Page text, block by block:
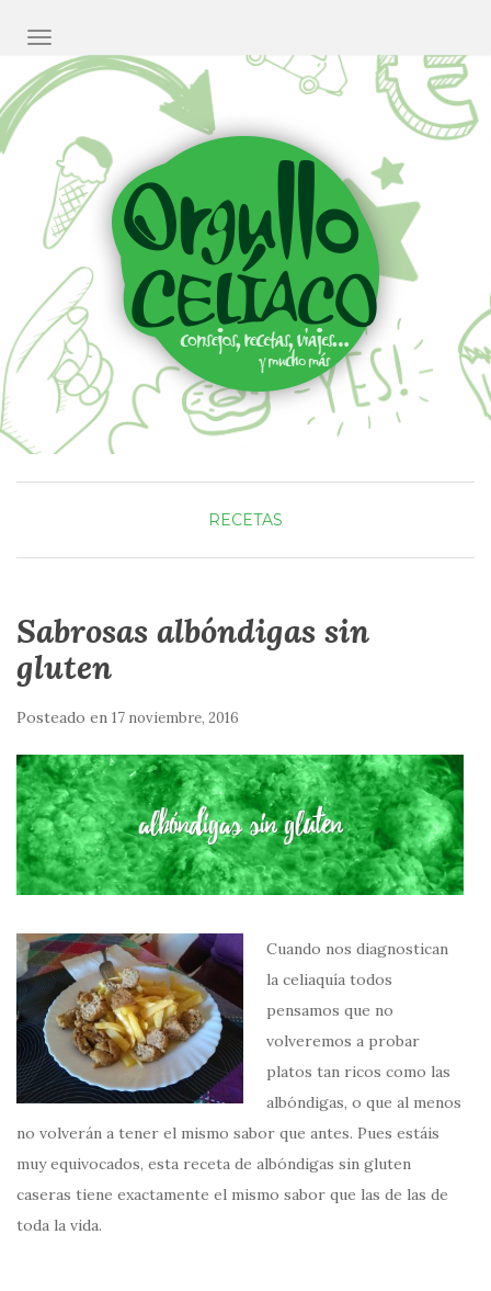
CAMBIAR NAVEGACIÓN
RECETAS
Sabrosas albóndigas sin
gluten
Posteado en 17 noviembre, 2016
Cuando nos diagnostican
la celiaquía todos
pensamos que no
volveremos a probar
platos tan ricos como las
albóndigas, o que al menos
no volverán a tener el mismo sabor que antes. Pues estáis
muy equivocados, esta receta de albóndigas sin gluten
caseras tiene exactamente el mismo sabor que las de las de
toda la vida.